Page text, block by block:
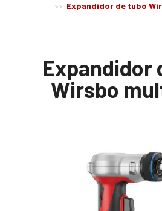
Expandidor de tubo
Expandidor
Wirsbo